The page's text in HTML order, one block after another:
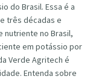
do Brasil. Essa é a
três décadas e
nutriente no Brasil,
em potássio por
Verde Agritech é
Entenda sobre